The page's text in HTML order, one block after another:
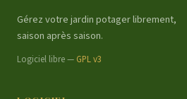
Gérez votre jardin potager librement,
saison après saison.
Logiciel libre — GPL v3